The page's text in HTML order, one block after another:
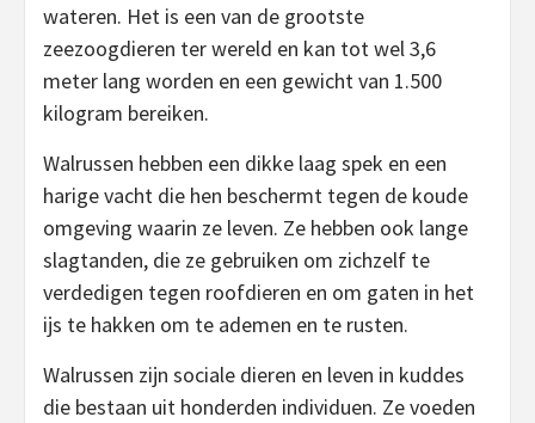
wateren. Het is een van de grootste
zeezoogdieren ter wereld en kan tot wel 3,6
meter lang worden en een gewicht van 1.500
kilogram bereiken.
Walrussen hebben een dikke laag spek en een
harige vacht die hen beschermt tegen de koude
omgeving waarin ze leven. Ze hebben ook lange
slagtanden, die ze gebruiken om zichzelf te
verdedigen tegen roofdieren en om gaten in het
ijs te hakken om te ademen en te rusten.
Walrussen zijn sociale dieren en leven in kuddes
die bestaan uit honderden individuen. Ze voeden